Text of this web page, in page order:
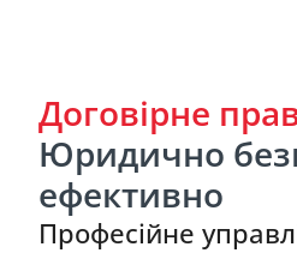
Договірне
Юридично
ефективно
Професійне